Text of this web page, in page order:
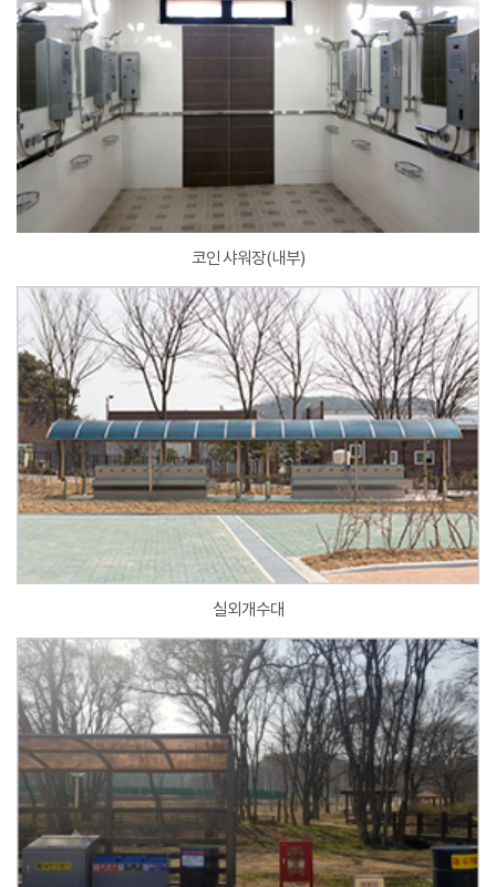
코인 샤워장(내부)
실외개수대